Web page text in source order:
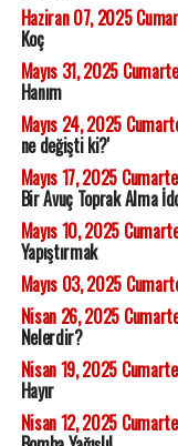
Haziran 07, 2025
Koç
Mayıs 31, 2025
Hanım
Mayıs 24, 2025
ne değişti ki?'
Mayıs 17, 2025
Bir Avuç Toprak Alma
Mayıs 10, 2025
Yapıştırmak
Mayıs 03, 2025
Nisan 26, 2025
Nelerdir?
Nisan 19, 2025
Hayır
Nisan 12, 2025